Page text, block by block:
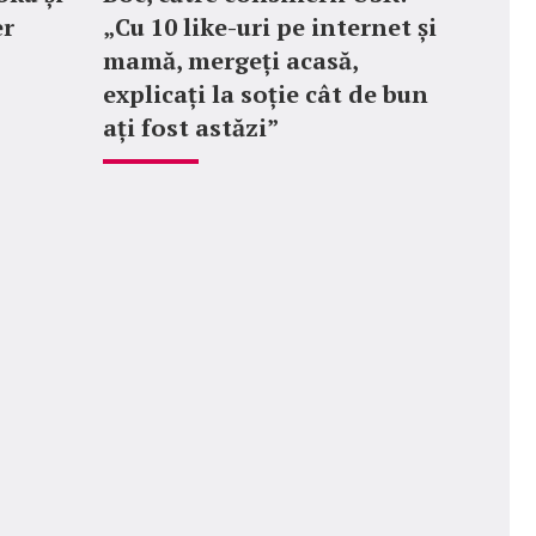
„Cu 10 like-uri pe internet și
mamă, mergeți acasă,
explicați la soție cât de bun
ați fost astăzi”